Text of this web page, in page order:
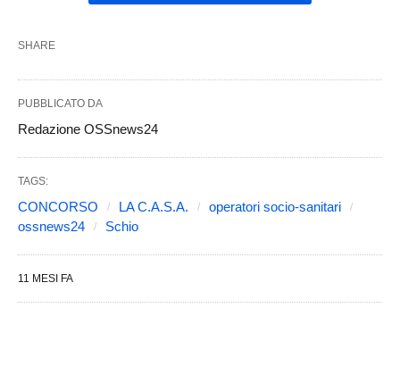
SHARE
PUBBLICATO DA
Redazione OSSnews24
TAGS:
CONCORSO LA C.A.S.A.
operatori socio-sanitari
ossnews24
Schio
11 MESI FA